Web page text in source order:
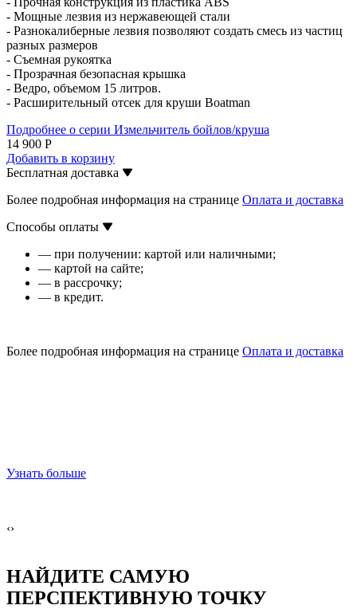
- Мощные лезвия из нержавеющей стали
- Разнокалиберные лезвия позволяют создать смесь из частиц
разных размеров
- Съемная рукоятка
- Прозрачная безопасная крышка
- Ведро, объемом 15 литров.
- Расширительный отсек для круши Boatman
Подробнее о серии Измельчитель бойлов/круша
14 900 Р
Добавить в корзину
Бесплатная доставка
Более подробная информация на странице Оплата и доставка
Способы оплаты
— при получении: картой или наличными;
— картой на сайте;
— в рассрочку;
— в кредит.
Более подробная информация на странице Оплата и доставка
Узнать больше
‹›
НАЙДИТЕ САМУЮ
ПЕРСПЕКТИВНУЮ ТОЧКУ